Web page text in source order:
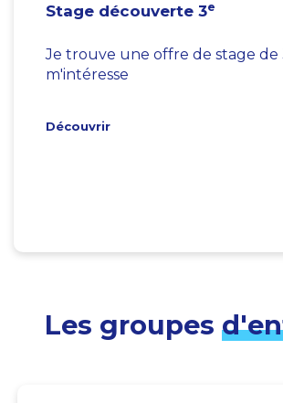
Stage découverte 3e
Je trouve une offre de stage de
m'intéresse
Découvrir
Les groupes